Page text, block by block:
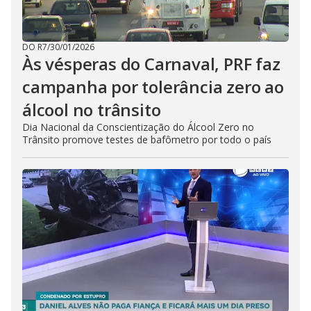
DO R7/30/01/2026
Às vésperas do Carnaval, PRF faz
campanha por tolerância zero ao
álcool no trânsito
Dia Nacional da Conscientização do Álcool Zero no
Trânsito promove testes de bafômetro por todo o país